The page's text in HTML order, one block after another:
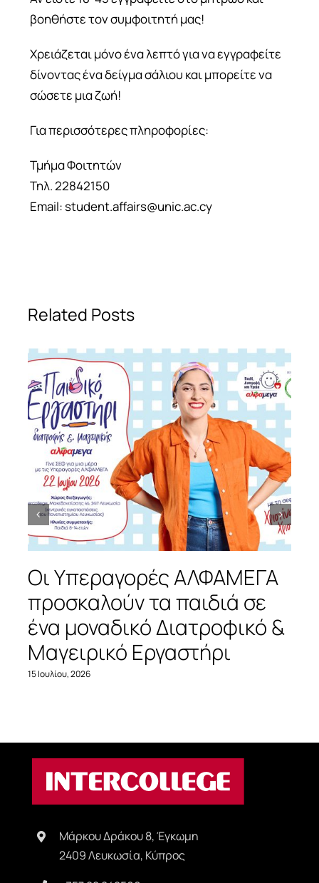
βοηθήστε τον συμφοιτητή μας!
Χρειάζεται μόνο ένα λεπτό για να εγγραφείτε
δίνοντας ένα δείγμα σάλιου και μπορείτε να
σώσετε μια ζωή!
Για περισσότερες πληροφορίες:
Τμήμα Φοιτητών
Τηλ. 22842150
Email:student.affairs@unic.ac.cy
Related Posts
Οι Υπεραγορές ΑΛΦΑΜΕΓΑ
προσκαλούν τα παιδιά σε
ένα μοναδικό Διατροφικό &
Μαγειρικό Εργαστήρι
15 Ιουλίου, 2026
Μάρκου Δράκου 8, Έγκωμη
2409 Λευκωσία, Κύπρος